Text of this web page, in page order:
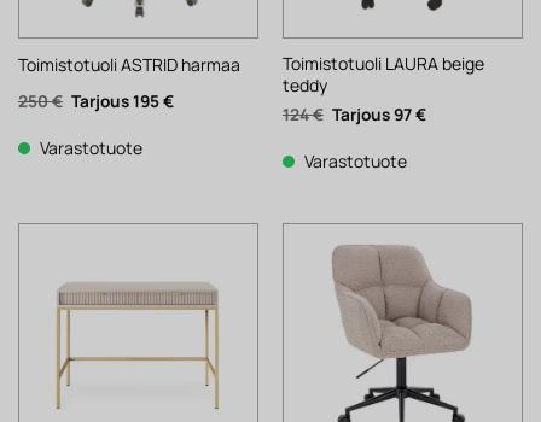
Toimistotuoli ASTRID harmaa
250€ Alkuperäinen
hinta
250 €.
195€Nykyinen
Varastotuote
Toimistotuoli LAURA beige
teddy
124€ Alkuperäinen
hinta
124 €.
97€Nykyinen
Varastotuote